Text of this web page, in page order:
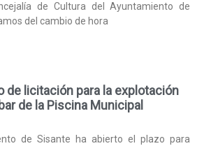
de Cultura del Ayuntamiento de
del cambio de hora
de licitación para la explotación
de la Piscina Municipal
de Sisante ha abierto el plazo para